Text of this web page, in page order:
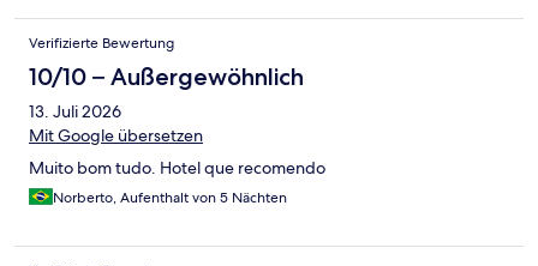
Verifizierte Bewertung
10/10 – Außergewöhnlich
13. Juli 2026
Mit Google übersetzen
Muito bom tudo. Hotel que recomendo
Norberto, Aufenthalt von 5 Nächten